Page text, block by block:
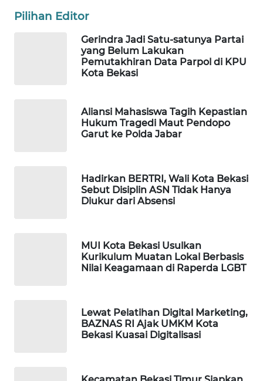
Pilihan Editor
Gerindra Jadi Satu-satunya Partai
yang Belum Lakukan
Pemutakhiran Data Parpol di KPU
Kota Bekasi
Aliansi Mahasiswa Tagih Kepastian
Hukum Tragedi Maut Pendopo
Garut ke Polda Jabar
Hadirkan BERTRI, Wali Kota Bekasi
Sebut Disiplin ASN Tidak Hanya
Diukur dari Absensi
MUI Kota Bekasi Usulkan
Kurikulum Muatan Lokal Berbasis
Nilai Keagamaan di Raperda LGBT
Lewat Pelatihan Digital Marketing,
BAZNAS RI Ajak UMKM Kota
Bekasi Kuasai Digitalisasi
WAHANA